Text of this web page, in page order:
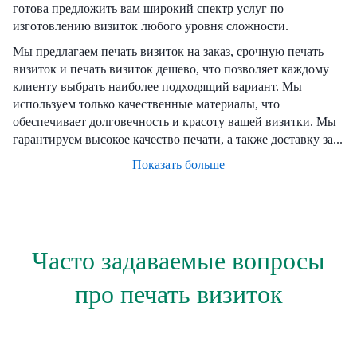
готова предложить вам широкий спектр услуг по
изготовлению визиток любого уровня сложности.
Мы предлагаем печать визиток на заказ, срочную печать
визиток и печать визиток дешево, что позволяет каждому
клиенту выбрать наиболее подходящий вариант. Мы
используем только качественные материалы, что
обеспечивает долговечность и красоту вашей визитки. Мы
гарантируем высокое качество печати, а также доставку за...
Показать больше
Часто задаваемые вопросы
про печать визиток